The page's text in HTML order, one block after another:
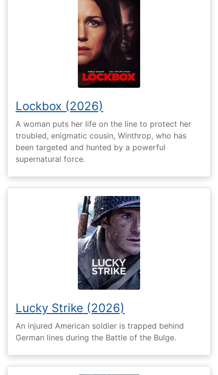
Lockbox (2026)
A woman puts her life on the line to protect her
troubled, enigmatic cousin, Winthrop, who has
been targeted and hunted by a powerful
supernatural force.
Lucky Strike (2026)
An injured American soldier is trapped behind
German lines during the Battle of the Bulge.